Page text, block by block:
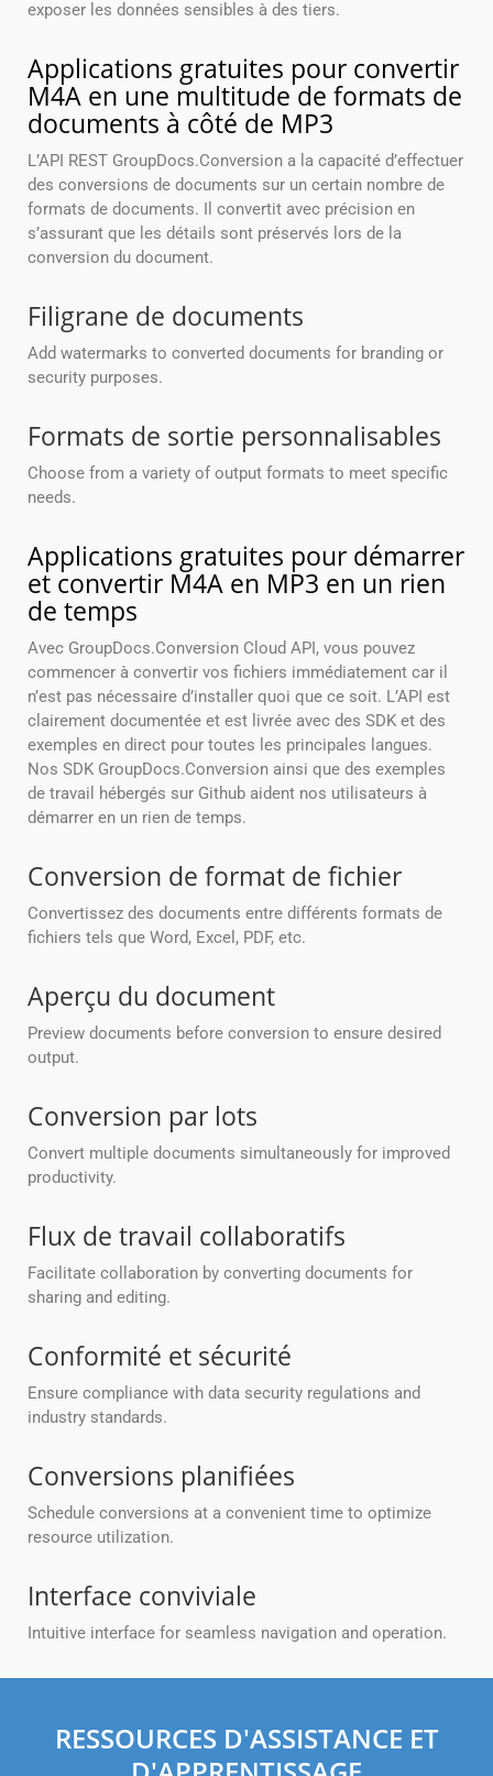
exposer les données sensibles à des tiers.
Applications gratuites pour convertir
M4A en une multitude de formats de
documents à côté de MP3
L’API REST GroupDocs.Conversion a la capacité d’effectuer
des conversions de documents sur un certain nombre de
formats de documents. Il convertit avec précision en
s’assurant que les détails sont préservés lors de la
conversion du document.
Filigrane de documents
Add watermarks to converted documents for branding or
security purposes.
Formats de sortie personnalisables
Choose from a variety of output formats to meet specific
needs.
Applications gratuites pour démarrer
et convertir M4A en MP3 en un rien
de temps
Avec GroupDocs.Conversion Cloud API, vous pouvez
commencer à convertir vos fichiers immédiatement car il
n’est pas nécessaire d’installer quoi que ce soit. L’API est
clairement documentée et est livrée avec des SDK et des
exemples en direct pour toutes les principales langues.
Nos SDK GroupDocs.Conversion ainsi que des exemples
de travail hébergés sur Github aident nos utilisateurs à
démarrer en un rien de temps.
Conversion de format de fichier
Convertissez des documents entre différents formats de
fichiers tels que Word, Excel, PDF, etc.
Aperçu du document
Preview documents before conversion to ensure desired
output.
Conversion par lots
Convert multiple documents simultaneously for improved
productivity.
Flux de travail collaboratifs
Facilitate collaboration by converting documents for
sharing and editing.
Conformité et sécurité
Ensure compliance with data security regulations and
industry standards.
Conversions planifiées
Schedule conversions at a convenient time to optimize
resource utilization.
Interface conviviale
Intuitive interface for seamless navigation and operation.
RESSOURCES D'ASSISTANCE ET